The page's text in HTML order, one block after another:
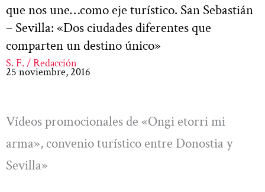
que nos une…como eje turístico. San Sebastián
– Sevilla: «Dos ciudades diferentes que
comparten un destino único»
S. F. / Redacción
25 noviembre, 2016
Vídeos promocionales de «Ongi etorri mi
arma», convenio turístico entre Donostia y
Sevilla»